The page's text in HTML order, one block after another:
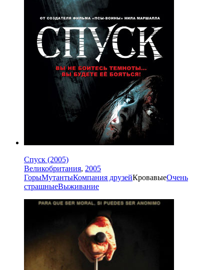
Спуск (2005)
Великобритания, 2005
ГорыМутантыКомпания друзейКровавыеОчень
страшныеВыживание